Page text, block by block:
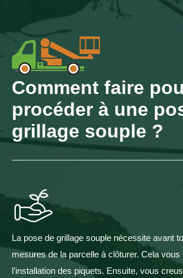
Comment faire
procéder à une
grillage souple ?
La pose de grillage souple nécessite avant
mesures de la parcelle à clôturer. Cela vous
l’installation des piquets. Ensuite, vous